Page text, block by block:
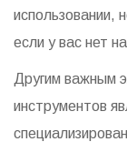
использовании,
если у вас нет
Другим важным
инструментов